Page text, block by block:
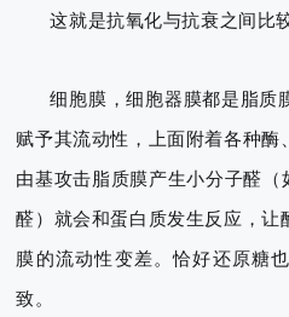
这就是抗氧化与抗衰之间比
细胞膜，细胞器膜都是脂质
赋予其流动性，上面附着各种酶
由基攻击脂质膜产生小分子醛
醛）就会和蛋白质发生反应，让
膜的流动性变差。恰好还原糖
致。